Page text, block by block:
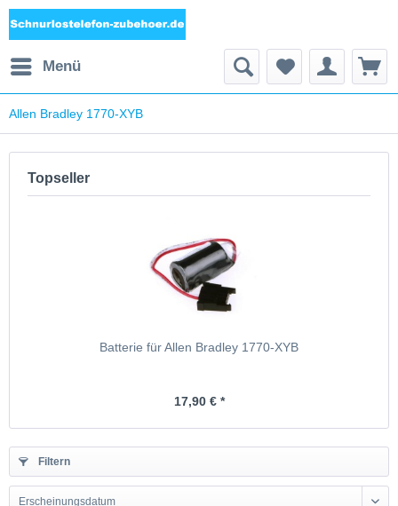
Menü
Allen Bradley 1770-XYB
Topseller
Batterie für Allen Bradley 1770-XYB
17,90 € *
Filtern
Erscheinungsdatum